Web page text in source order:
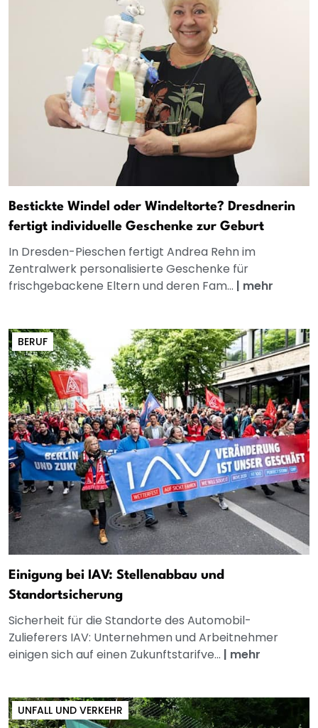
Bestickte Windel oder Windeltorte? Dresdnerin
fertigt individuelle Geschenke zur Geburt
In Dresden-Pieschen fertigt Andrea Rehn im
Zentralwerk personalisierte Geschenke für
frischgebackene Eltern und deren Fam... | mehr
BERUF
Einigung bei IAV: Stellenabbau und
Standortsicherung
Sicherheit für die Standorte des Automobil-
Zulieferers IAV: Unternehmen und Arbeitnehmer
einigen sich auf einen Zukunftstarifve... | mehr
UNFALL UND VERKEHR